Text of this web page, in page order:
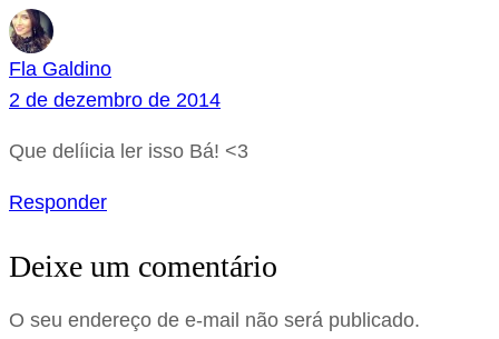
Fla Galdino
2 de dezembro de 2014
Que delíicia ler isso Bá! <3
Responder
Deixe um comentário
O seu endereço de e-mail não será publicado.